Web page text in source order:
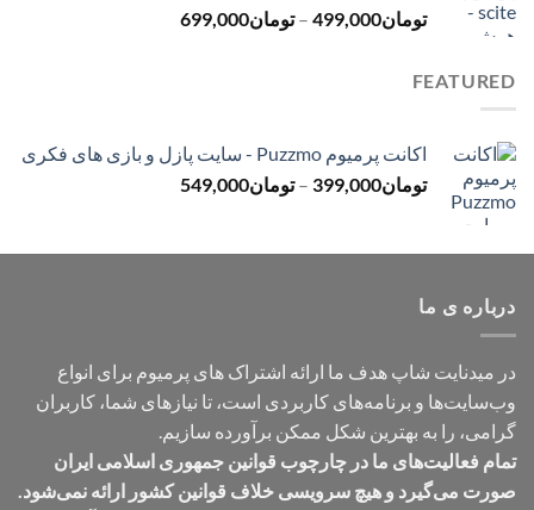
تومان499,000
تومان499,000
– تومان699,000محدوده
FEATURED
اکانت پرمیوم Puzzmo - سایت پازل و بازی های فکری
تومان399,000
– تومان549,000
تا
درباره ی ما
در میدنایت شاپ هدف ما ارائه اشتراک های پرمیوم برای انواع
وب‌سایت‌ها و برنامه‌های کاربردی است، تا نیازهای شما، کاربران
گرامی، را به بهترین شکل ممکن برآورده سازیم.
تمام فعالیت‌های ما در چارچوب قوانین جمهوری اسلامی ایران
صورت می‌گیرد و هیچ سرویسی خلاف قوانین کشور ارائه نمی‌شود.